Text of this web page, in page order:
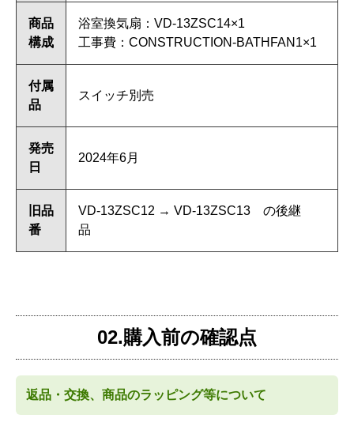
商品
構成
浴室換気扇：VD-13ZSC14×1
工事費：CONSTRUCTION-BATHFAN1×1
付属
品
スイッチ別売
発売
日
2024年6月
旧品
番
VD-13ZSC12 → VD-13ZSC13 の後継
品
02.購入前の確認点
返品・交換、商品のラッピング等について